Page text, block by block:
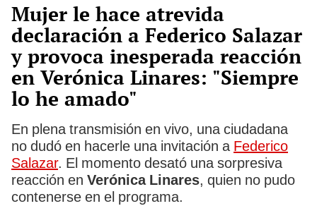
Mujer le hace atrevida
declaración a Federico Salazar
y provoca inesperada reacción
en Verónica Linares: "Siempre
lo he amado"
En plena transmisión en vivo, una ciudadana
no dudó en hacerle una invitación a Federico
Salazar. El momento desató una sorpresiva
reacción en Verónica Linares, quien no pudo
contenerse en el programa.